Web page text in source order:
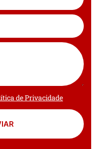
de Privacidade